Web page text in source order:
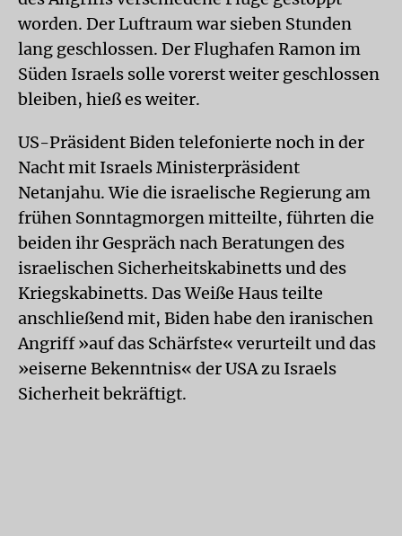
worden. Der Luftraum war sieben Stunden
lang geschlossen. Der Flughafen Ramon im
Süden Israels solle vorerst weiter geschlossen
bleiben, hieß es weiter.
US-Präsident Biden telefonierte noch in der
Nacht mit Israels Ministerpräsident
Netanjahu. Wie die israelische Regierung am
frühen Sonntagmorgen mitteilte, führten die
beiden ihr Gespräch nach Beratungen des
israelischen Sicherheitskabinetts und des
Kriegskabinetts. Das Weiße Haus teilte
anschließend mit, Biden habe den iranischen
Angriff »auf das Schärfste« verurteilt und das
»eiserne Bekenntnis« der USA zu Israels
Sicherheit bekräftigt.